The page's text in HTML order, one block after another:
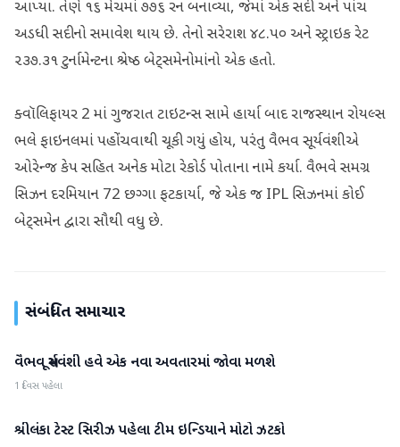
આપ્યા. તેણે ૧૬ મેચમાં ૭૭૬ રન બનાવ્યા, જેમાં એક સદી અને પાંચ
અડધી સદીનો સમાવેશ થાય છે. તેનો સરેરાશ ૪૮.૫૦ અને સ્ટ્રાઇક રેટ
૨૩૭.૩૧ ટુર્નામેન્ટના શ્રેષ્ઠ બેટ્સમેનોમાંનો એક હતો.
ક્વૉલિફાયર 2 માં ગુજરાત ટાઇટન્સ સામે હાર્યા બાદ રાજસ્થાન રોયલ્સ
ભલે ફાઇનલમાં પહોંચવાથી ચૂકી ગયું હોય, પરંતુ વૈભવ સૂર્યવંશીએ
ઓરેન્જ કેપ સહિત અનેક મોટા રેકોર્ડ પોતાના નામે કર્યા. વૈભવે સમગ્ર
સિઝન દરમિયાન 72 છગ્ગા ફટકાર્યા, જે એક જ IPL સિઝનમાં કોઈ
બેટ્સમેન દ્વારા સૌથી વધુ છે.
સંબંધિત સમાચાર
રમતગમત
વૈભવ સૂર્યવંશી હવે એક નવા અવતારમાં જોવા મળશે
1 દિવસ પહેલા
રમતગમત
શ્રીલંકા ટેસ્ટ સિરીઝ પહેલા ટીમ ઇન્ડિયાને મોટો ઝટકો